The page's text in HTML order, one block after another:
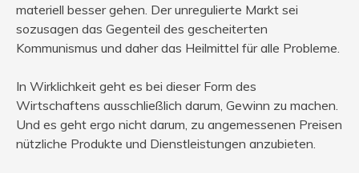
materiell besser gehen. Der unregulierte Markt sei
sozusagen das Gegenteil des gescheiterten
Kommunismus und daher das Heilmittel für alle Probleme.
In Wirklichkeit geht es bei dieser Form des
Wirtschaftens ausschließlich darum, Gewinn zu machen.
Und es geht ergo nicht darum, zu angemessenen Preisen
nützliche Produkte und Dienstleistungen anzubieten.